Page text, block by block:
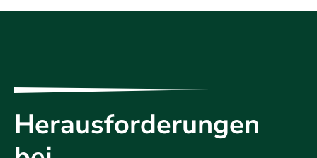
Herausforderungen